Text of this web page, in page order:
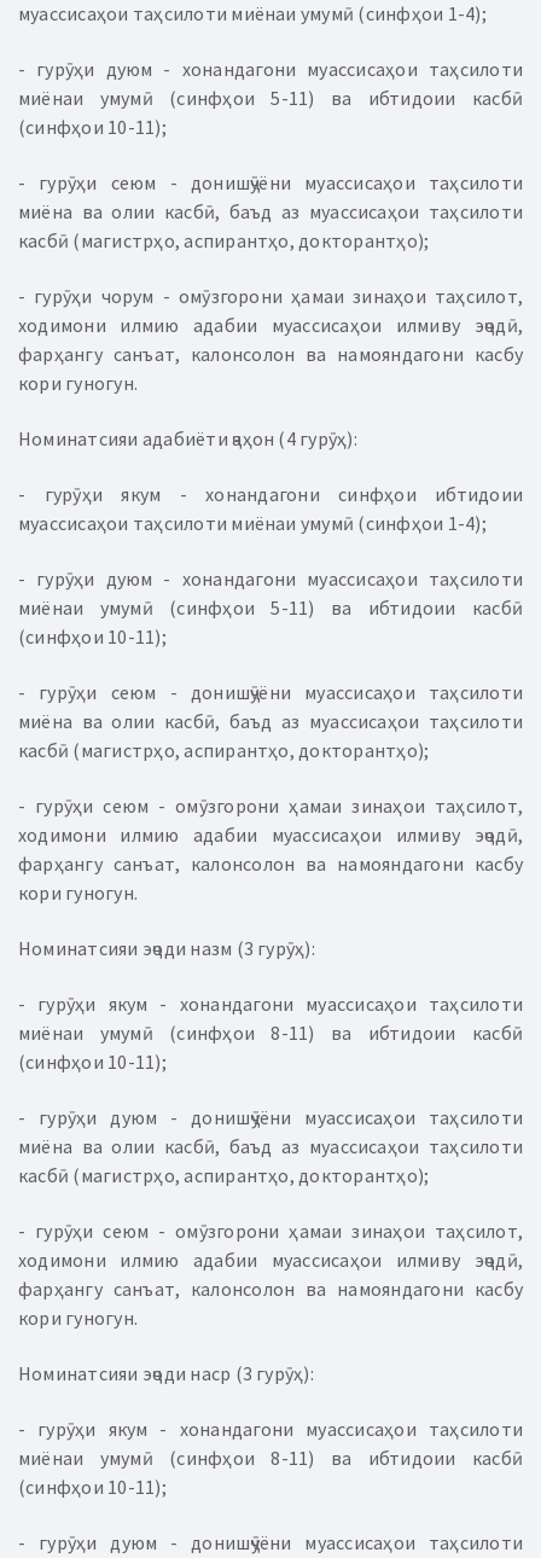
муассисаҳои таҳсилоти миёнаи умумӣ (синфҳои 1-4);
- гурӯҳи дуюм - хонандагони муассисаҳои таҳсилоти
миёнаи умумӣ (синфҳои 5-11) ва ибтидоии касбӣ
(синфҳои 10-11);
- гурӯҳи сеюм - донишҷӯёни муассисаҳои таҳсилоти
миёна ва олии касбӣ, баъд аз муассисаҳои таҳсилоти
касбӣ (магистрҳо, аспирантҳо, докторантҳо);
- гурӯҳи чорум - омӯзгорони ҳамаи зинаҳои таҳсилот,
ходимони илмию адабии муассисаҳои илмиву эҷодӣ,
фарҳангу санъат, калонсолон ва намояндагони касбу
кори гуногун.
Номинатсияи адабиёти ҷаҳон (4 гурӯҳ):
- гурӯҳи якум - хонандагони синфҳои ибтидоии
муассисаҳои таҳсилоти миёнаи умумӣ (синфҳои 1-4);
- гурӯҳи дуюм - хонандагони муассисаҳои таҳсилоти
миёнаи умумӣ (синфҳои 5-11) ва ибтидоии касбӣ
(синфҳои 10-11);
- гурӯҳи сеюм - донишҷӯёни муассисаҳои таҳсилоти
миёна ва олии касбӣ, баъд аз муассисаҳои таҳсилоти
касбӣ (магистрҳо, аспирантҳо, докторантҳо);
- гурӯҳи сеюм - омӯзгорони ҳамаи зинаҳои таҳсилот,
ходимони илмию адабии муассисаҳои илмиву эҷодӣ,
фарҳангу санъат, калонсолон ва намояндагони касбу
кори гуногун.
Номинатсияи эҷоди назм (3 гурӯҳ):
- гурӯҳи якум - хонандагони муассисаҳои таҳсилоти
миёнаи умумӣ (синфҳои 8-11) ва ибтидоии касбӣ
(синфҳои 10-11);
- гурӯҳи дуюм - донишҷӯёни муассисаҳои таҳсилоти
миёна ва олии касбӣ, баъд аз муассисаҳои таҳсилоти
касбӣ (магистрҳо, аспирантҳо, докторантҳо);
- гурӯҳи сеюм - омӯзгорони ҳамаи зинаҳои таҳсилот,
ходимони илмию адабии муассисаҳои илмиву эҷодӣ,
фарҳангу санъат, калонсолон ва намояндагони касбу
кори гуногун.
Номинатсияи эҷоди наср (3 гурӯҳ):
- гурӯҳи якум - хонандагони муассисаҳои таҳсилоти
миёнаи умумӣ (синфҳои 8-11) ва ибтидоии касбӣ
(синфҳои 10-11);
- гурӯҳи дуюм - донишҷӯёни муассисаҳои таҳсилоти